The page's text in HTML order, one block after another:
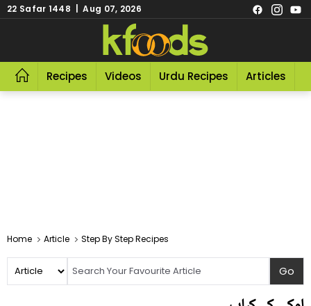
22 Safar 1448 | Aug 07, 2026
Recipes Videos Urdu Recipes Articles
Home Article Step By Step Recipes